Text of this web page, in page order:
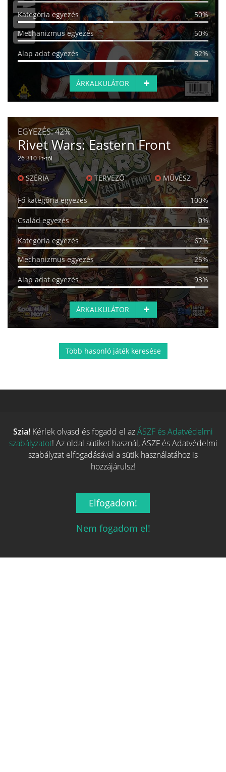
Kategória egyezés
50%
Mechanizmus egyezés
50%
Alap adat egyezés 82%
ÁRKALKULÁTOR
EGYEZÉS:42%
Rivet Wars: Eastern Front
26 310 Ft-tól
SZÉRIA TERVEZŐ MŰVÉSZ
Fő kategória egyezés 100%
Család egyezés 0%
Kategória egyezés
67%
Mechanizmus egyezés
25%
Alap adat egyezés 93%
ÁRKALKULÁTOR
Több hasonló játék keresése
Magyarország társasjáték keresője!
Szia! Kérlek olvasd és fogadd el azÁSZF és Adatvédelmi
szabályzatot! Az oldal sütiket használ, ÁSZF és Adatvédelmi
szabályzat elfogadásával a sütik használatához is
hozzájárulsz!
Elfogadom!
Nem fogadom el!